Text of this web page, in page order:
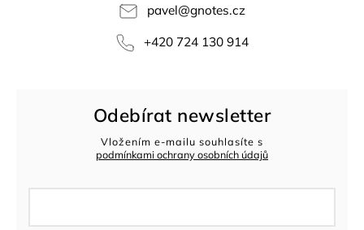
pavel@gnotes.cz
+420 724 130 914
Odebírat newsletter
Vložením e-mailu souhlasíte s
podmínkami ochrany osobních údajů